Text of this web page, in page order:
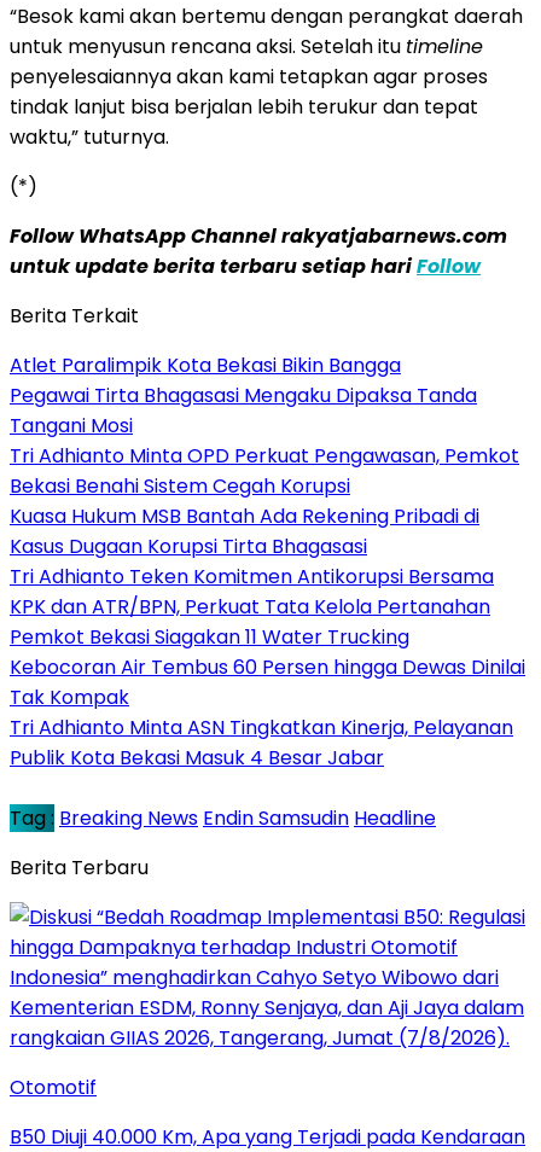
“Besok kami akan bertemu dengan perangkat daerah
untuk menyusun rencana aksi. Setelah itu timeline
penyelesaiannya akan kami tetapkan agar proses
tindak lanjut bisa berjalan lebih terukur dan tepat
waktu,” tuturnya.
(*)
Follow WhatsApp Channel rakyatjabarnews.com
untuk update berita terbaru setiap hariFollow
Berita Terkait
Atlet Paralimpik Kota Bekasi Bikin Bangga
Pegawai Tirta Bhagasasi Mengaku Dipaksa Tanda
Tangani Mosi
Tri Adhianto Minta OPD Perkuat Pengawasan, Pemkot
Bekasi Benahi Sistem Cegah Korupsi
Kuasa Hukum MSB Bantah Ada Rekening Pribadi di
Kasus Dugaan Korupsi Tirta Bhagasasi
Tri Adhianto Teken Komitmen Antikorupsi Bersama
KPK dan ATR/BPN, Perkuat Tata Kelola Pertanahan
Pemkot Bekasi Siagakan 11 Water Trucking
Kebocoran Air Tembus 60 Persen hingga Dewas Dinilai
Tak Kompak
Tri Adhianto Minta ASN Tingkatkan Kinerja, Pelayanan
Publik Kota Bekasi Masuk 4 Besar Jabar
Tag : Breaking News Endin Samsudin Headline
Berita Terbaru
Otomotif
B50 Diuji 40.000 Km, Apa yang Terjadi pada Kendaraan